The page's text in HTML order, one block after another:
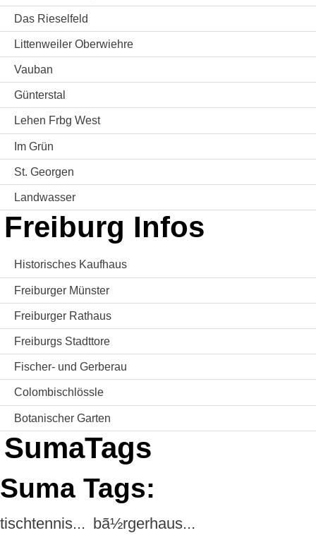
Das Rieselfeld
Littenweiler Oberwiehre
Vauban
Günterstal
Lehen Frbg West
Im Grün
St. Georgen
Landwasser
Freiburg Infos
Historisches Kaufhaus
Freiburger Münster
Freiburger Rathaus
Freiburgs Stadttore
Fischer- und Gerberau
Colombischlössle
Botanischer Garten
SumaTags
Suma Tags:
tischtennis... bã½rgerhaus...